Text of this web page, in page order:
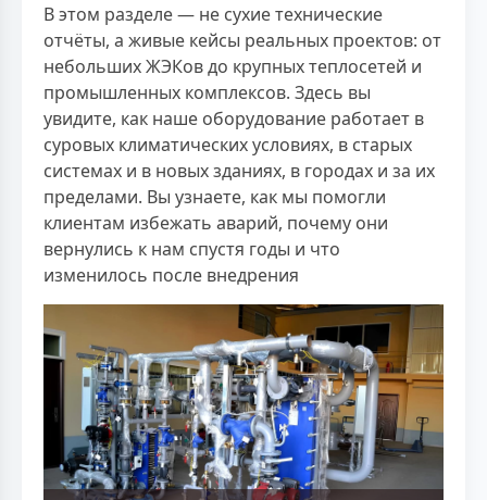
В этом разделе — не сухие технические
отчёты, а живые кейсы реальных проектов: от
небольших ЖЭКов до крупных теплосетей и
промышленных комплексов. Здесь вы
увидите, как наше оборудование работает в
суровых климатических условиях, в старых
системах и в новых зданиях, в городах и за их
пределами. Вы узнаете, как мы помогли
клиентам избежать аварий, почему они
вернулись к нам спустя годы и что
изменилось после внедрения